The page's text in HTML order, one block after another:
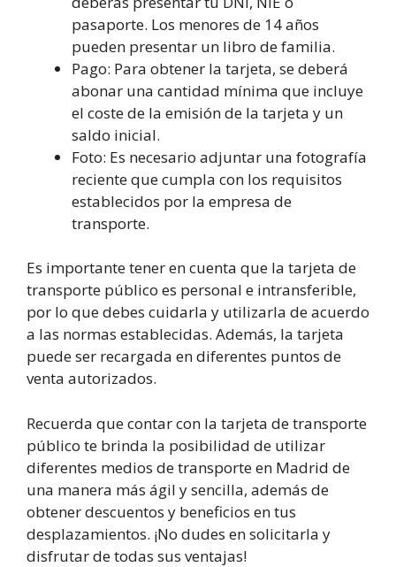
pasaporte. Los menores de 14 años
pueden presentar un libro de familia.
Pago: Para obtener la tarjeta, se deberá
abonar una cantidad mínima que incluye
el coste de la emisión de la tarjeta y un
saldo inicial.
Foto: Es necesario adjuntar una fotografía
reciente que cumpla con los requisitos
establecidos por la empresa de
transporte.
Es importante tener en cuenta que la tarjeta de
transporte público es personal e intransferible,
por lo que debes cuidarla y utilizarla de acuerdo
a las normas establecidas. Además, la tarjeta
puede ser recargada en diferentes puntos de
venta autorizados.
Recuerda que contar con la tarjeta de transporte
público te brinda la posibilidad de utilizar
diferentes medios de transporte en Madrid de
una manera más ágil y sencilla, además de
obtener descuentos y beneficios en tus
desplazamientos. ¡No dudes en solicitarla y
disfrutar de todas sus ventajas!